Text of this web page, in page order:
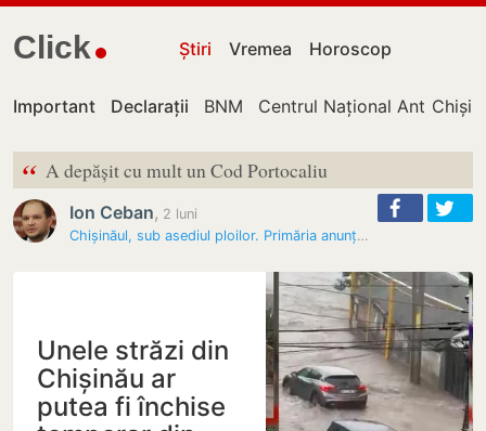
Click Știri Vremea Horoscop
Important Declarații BNM Centrul Național
“ A depășit cu mult un Cod Portocaliu
Ion Ceban, 2 luni
Chișinăul, sub asediul ploilor. Primăria anunță măsuri: Străzi închise…
Unele străzi din
Chișinău ar
putea fi închise